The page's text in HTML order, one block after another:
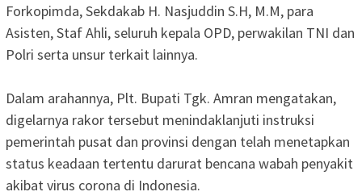
Forkopimda, Sekdakab H. Nasjuddin S.H, M.M, para
Asisten, Staf Ahli, seluruh kepala OPD, perwakilan TNI dan
Polri serta unsur terkait lainnya.
Dalam arahannya, Plt. Bupati Tgk. Amran mengatakan,
digelarnya rakor tersebut menindaklanjuti instruksi
pemerintah pusat dan provinsi dengan telah menetapkan
status keadaan tertentu darurat bencana wabah penyakit
akibat virus corona di Indonesia.